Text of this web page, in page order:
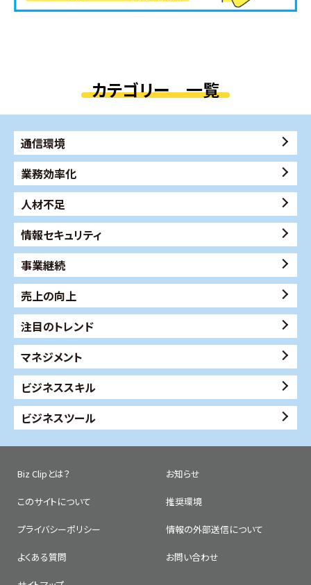
カテゴリー 一覧
通信環境
業務効率化
人材不足
情報セキュリティ
事業継続
売上の向上
注目のトレンド
マネジメント
ビジネススキル
ビジネスツール
Biz Clipとは？ お知らせ
このサイトについて 推奨環境
プライバシーポリシー 情報の外部送信について
よくある質問 お問い合わせ